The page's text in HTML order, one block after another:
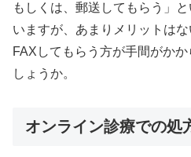
もしくは、郵送してもらう」
いますが、あまりメリットは
FAXしてもらう方が手間がか
しょうか。
オンライン診療での処